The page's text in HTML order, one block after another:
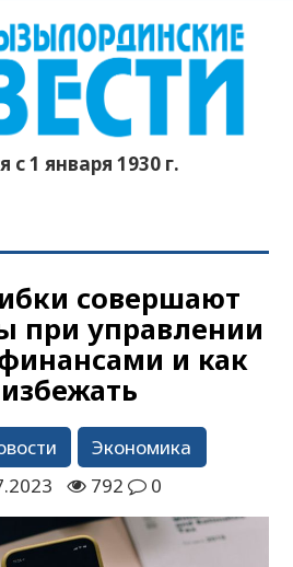
с 1 января 1930 г.
совершают
при управлении
и как
Экономика
792 0